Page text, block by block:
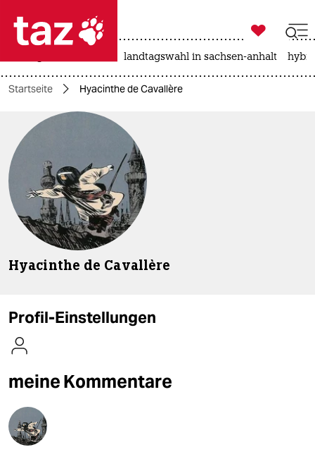
 taz zahl ich
taz zahl ich
themen
politik
öko
gesellschaft
kultur
berlin
nord
wahrheit
verlag
verlag

taz zahl ich
landtagswahl in sachsen-anhalt
Startseite Hyacinthe de Cavallère
Hyacinthe de Cavallère
Profil-Einstellungen
meine Kommentare